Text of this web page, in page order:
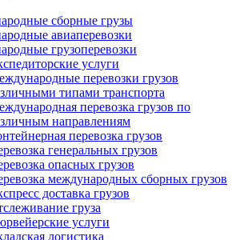
сборные грузы
авиаперевозки
грузоперевозки
услуги
перевозки грузов
типами транспорта
перевозка грузов по
направлениям
перевозка грузов
генеральных грузов
опасных грузов
международных сборных грузов
доставка грузов
груза
услуги
логистика